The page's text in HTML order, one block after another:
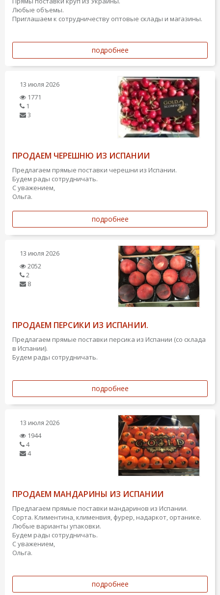
Любые объемы.
Приглашаем к сотрудничеству оптовые склады и магазины.
подробнее
13 июля 2026
1771
1
3
ПРОДАЕМ ЧЕРЕШНЮ ИЗ ИСПАНИИ
Предлагаем прямые поставки черешни из Испании.
Будем рады сотрудничать.
С уважением,
Ольга.
подробнее
13 июля 2026
2052
2
8
ПРОДАЕМ ПЕРСИКИ ИЗ ИСПАНИИ.
Предлагаем прямые поставки персика из Испании (со склада
в Испании).
Будем рады сотрудничать.
подробнее
13 июля 2026
1944
4
4
ПРОДАЕМ МАНДАРИНЫ ИЗ ИСПАНИИ
Предлагаем прямые поставки мандаринов из Испании.
Сорта. Климентина, клименвия, фурер, надаркот, ортанике.
Любые варианты упаковки.
Будем рады сотрудничать.
С уважением,
Ольга.
подробнее